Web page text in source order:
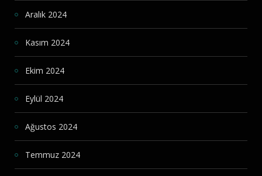
Aralık 2024
Kasım 2024
Ekim 2024
Eylül 2024
Ağustos 2024
Temmuz 2024